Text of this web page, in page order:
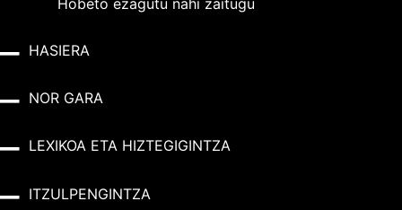
Hobeto ezagutu nahi zaitugu
HASIERA
NOR GARA
LEXIKOA ETA HIZTEGIGINTZA
ITZULPENGINTZA